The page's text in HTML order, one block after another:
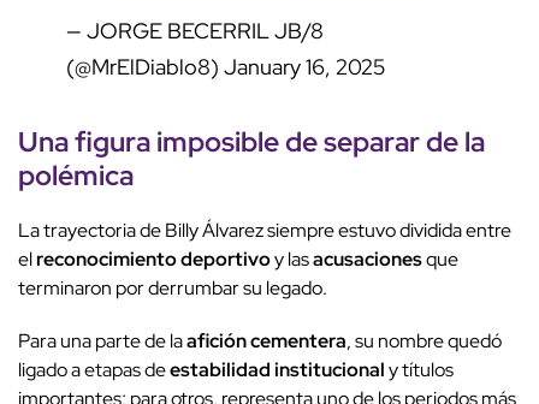
— JORGE BECERRIL JB/8
(@MrElDiablo8) January 16, 2025
Una figura imposible de separar de la
polémica
La trayectoria de Billy Álvarez siempre estuvo dividida entre
elreconocimiento deportivoy lasacusacionesque
terminaron por derrumbar su legado.
Para una parte de laafición cementera, su nombre quedó
ligado a etapas deestabilidad institucionaly títulos
importantes; para otros, representa uno de los periodos más